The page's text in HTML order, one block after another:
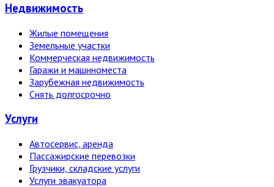
Недвижи­мость
Жилые помещения
Земельные участки
Коммерческая недвижимость
Гаражи и машиноместа
Зарубежная недвижимость
Снять долгосрочно
Услуги
Автосервис, аренда
Пассажирские перевозки
Грузчики, складские услуги
Услуги эвакуатора